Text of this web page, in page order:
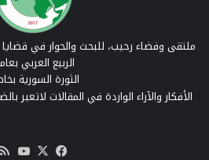
ملتقى وفضاء رحيب، للبحث والحوار في
الربيع العربي
الثورة السورية
الأفكار والآراء الواردة في المقالات لاتعبر
فيسبوك
‫X